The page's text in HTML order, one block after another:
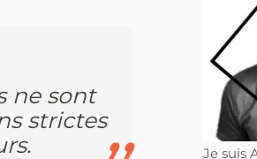
ne sont
strictes
Je suis